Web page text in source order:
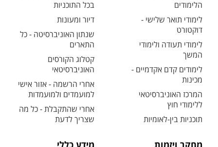
הלימודים
לימודי תואר שלישי -
דוקטורט
לימודי תעודה ולימודי
המשך
לימודים קדם אקדמיים -
מכינות
המרכז האוניברסיטאי
ללימודי חוץ
תוכניות בין-לאומיות
בכל התוכניות
דיור ומעונות
שנתון האוניברסיטה - כל
התארים
קטלוג הקורסים
האוניברסיטאי
אחרי הרשמה - אזור אישי
למועמדים ולמועמדות
אחרי שהתקבלת - כל מה
שצריך לדעת